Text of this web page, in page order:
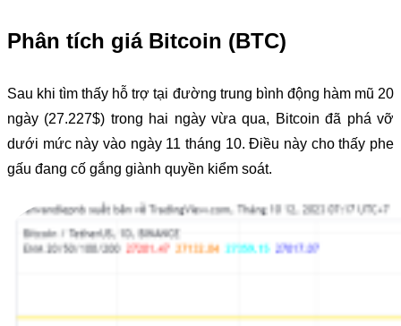
Phân tích giá Bitcoin (BTC)
Sau khi tìm thấy hỗ trợ tại đường trung bình động hàm mũ 20
ngày (27.227$) trong hai ngày vừa qua, Bitcoin đã phá vỡ
dưới mức này vào ngày 11 tháng 10. Điều này cho thấy phe
gấu đang cố gắng giành quyền kiểm soát.